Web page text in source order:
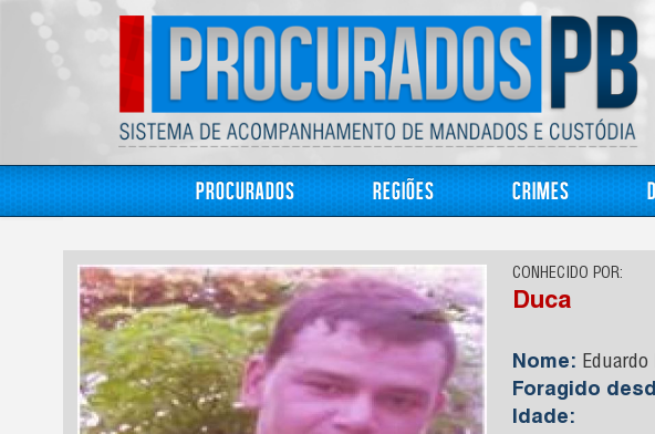
Procurados Regiões Crimes
CONHECIDO POR:
Duca
Nome: Eduardo
Foragido
Idade: